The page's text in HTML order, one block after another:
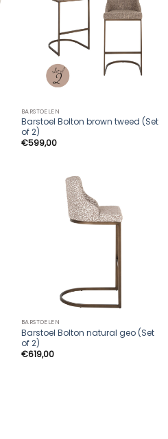
BARSTOELEN
Barstoel Bolton brown tweed (Set
of 2)
€599,00
BARSTOELEN
Barstoel Bolton natural geo (Set
of 2)
€619,00